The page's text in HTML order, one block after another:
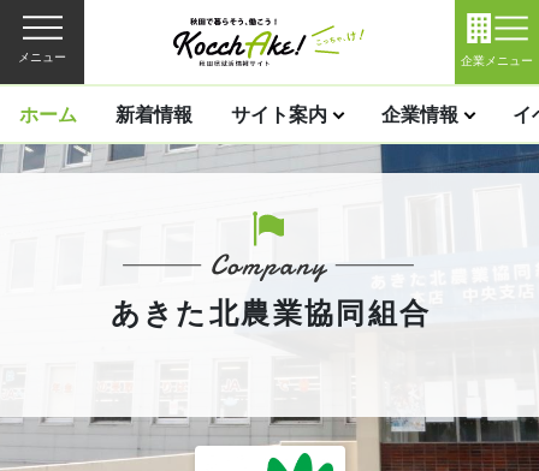
メニュー 企業メニュー
ホーム 新着情報 サイト案内 企業情報 イ
あきた北農業協同組合